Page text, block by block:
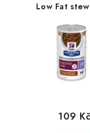
Low Fat
109 Kč